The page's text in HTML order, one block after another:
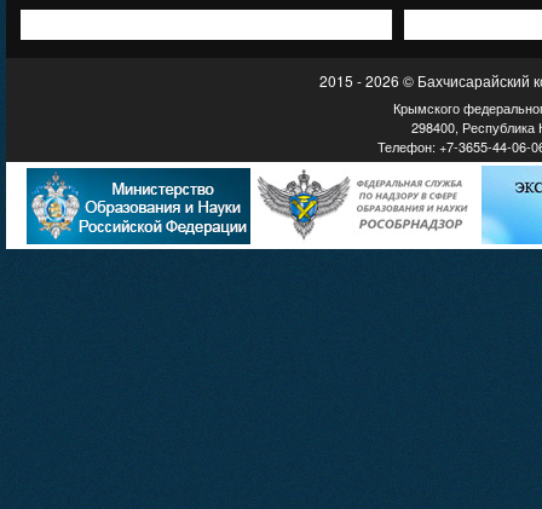
2015 - 2026 © Бахчисарайский
Крымского
298400, Республика
Телефон: +7-3655-44-06-